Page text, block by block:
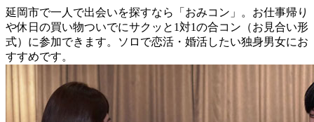
延岡市で一人で出会いを探すなら「おみコン」。お仕事帰り
や休日の買い物ついでにサクッと1対1の合コン（お見合い形
式）に参加できます。ソロで恋活・婚活したい独身男女にお
すすめです。